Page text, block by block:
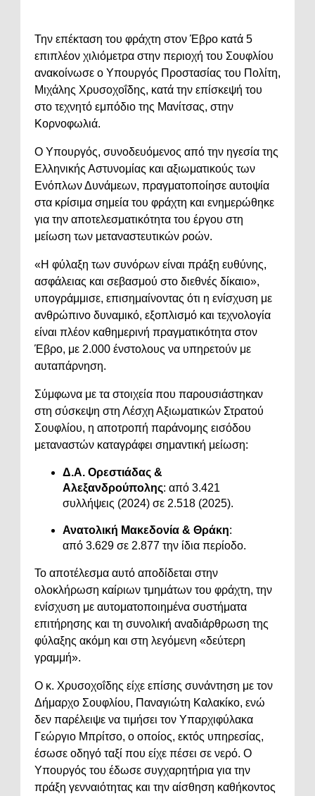
Την επέκταση του φράχτη στον Έβρο κατά 5
επιπλέον χιλιόμετρα στην περιοχή του Σουφλίου
ανακοίνωσε ο Υπουργός Προστασίας του Πολίτη,
Μιχάλης Χρυσοχοΐδης, κατά την επίσκεψή του
στο τεχνητό εμπόδιο της Μανίτσας, στην
Κορνοφωλιά.
Ο Υπουργός, συνοδευόμενος από την ηγεσία της
Ελληνικής Αστυνομίας και αξιωματικούς των
Ενόπλων Δυνάμεων, πραγματοποίησε αυτοψία
στα κρίσιμα σημεία του φράχτη και ενημερώθηκε
για την αποτελεσματικότητα του έργου στη
μείωση των μεταναστευτικών ροών.
«Η φύλαξη των συνόρων είναι πράξη ευθύνης,
ασφάλειας και σεβασμού στο διεθνές δίκαιο»,
υπογράμμισε, επισημαίνοντας ότι η ενίσχυση με
ανθρώπινο δυναμικό, εξοπλισμό και τεχνολογία
είναι πλέον καθημερινή πραγματικότητα στον
Έβρο, με 2.000 ένστολους να υπηρετούν με
αυταπάρνηση.
Σύμφωνα με τα στοιχεία που παρουσιάστηκαν
στη σύσκεψη στη Λέσχη Αξιωματικών Στρατού
Σουφλίου, η αποτροπή παράνομης εισόδου
μεταναστών καταγράφει σημαντική μείωση:
Δ.Α. Ορεστιάδας &
Αλεξανδρούπολης: από 3.421
συλλήψεις (2024) σε 2.518 (2025).
Ανατολική Μακεδονία & Θράκη:
από 3.629 σε 2.877 την ίδια περίοδο.
Το αποτέλεσμα αυτό αποδίδεται στην
ολοκλήρωση καίριων τμημάτων του φράχτη, την
ενίσχυση με αυτοματοποιημένα συστήματα
επιτήρησης και τη συνολική αναδιάρθρωση της
φύλαξης ακόμη και στη λεγόμενη «δεύτερη
γραμμή».
Ο κ. Χρυσοχοΐδης είχε επίσης συνάντηση με τον
Δήμαρχο Σουφλίου, Παναγιώτη Καλακίκο, ενώ
δεν παρέλειψε να τιμήσει τον Υπαρχιφύλακα
Γεώργιο Μπρίτσο, ο οποίος, εκτός υπηρεσίας,
έσωσε οδηγό ταξί που είχε πέσει σε νερό. Ο
Υπουργός του έδωσε συγχαρητήρια για την
πράξη γενναιότητας και την αίσθηση καθήκοντος